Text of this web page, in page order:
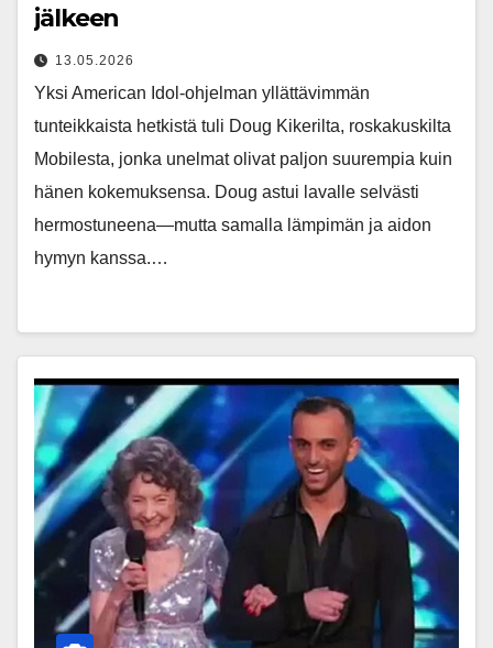
jälkeen
13.05.2026
Yksi American Idol-ohjelman yllättävimmän
tunteikkaista hetkistä tuli Doug Kikerilta, roskakuskilta
Mobilesta, jonka unelmat olivat paljon suurempia kuin
hänen kokemuksensa. Doug astui lavalle selvästi
hermostuneena—mutta samalla lämpimän ja aidon
hymyn kanssa.…